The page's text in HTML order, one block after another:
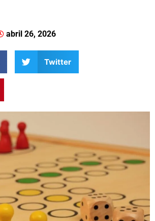
abril 26, 2026
Twitter